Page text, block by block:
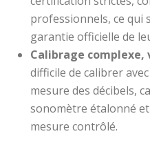
professionnels, ce qui
garantie officielle de
Calibrage complexe,
difficile de calibrer
mesure des décibels,
sonomètre étalonné
mesure contrôlé.